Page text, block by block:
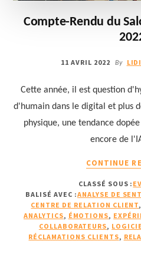
Compte-Rendu du
11 AVRIL 2022 By
Cette année, il est question
d'humain dans le digital et plus
physique, une tendance
encore de
CONTINUE
CLASSÉ SOUS :
BALISÉ AVEC :ANALYSE DE
CENTRE DE RELATION CLIENT,
ANALYTICS, ÉMOTIONS,
COLLABORATEURS,
RÉCLAMATIONS CLIENTS,